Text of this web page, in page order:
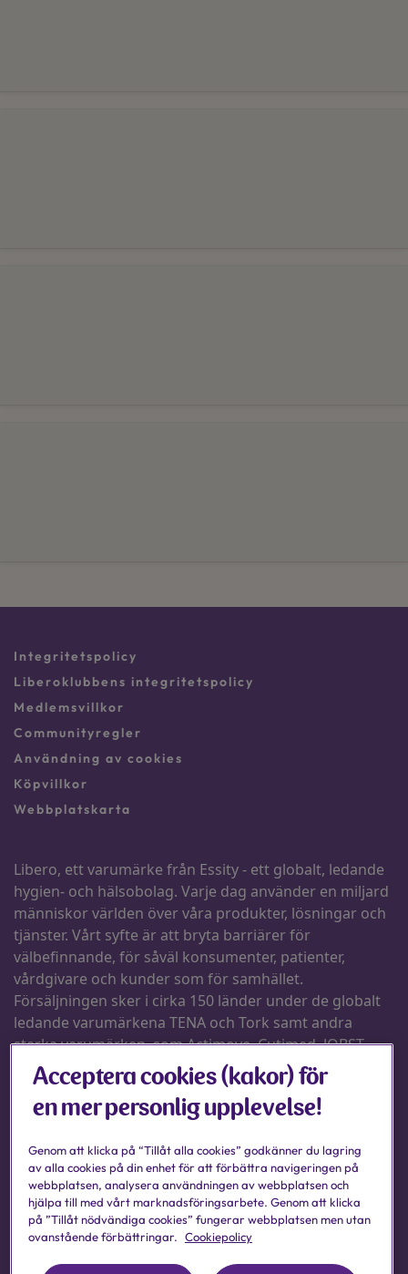
Acceptera cookies (kakor) för
en mer personlig upplevelse!
Genom att klicka på “Tillåt alla cookies” godkänner du lagring
av alla cookies på din enhet för att förbättra navigeringen på
webbplatsen, analysera användningen av webbplatsen och
hjälpa till med vårt marknadsföringsarbete. Genom att klicka
på ”Tillåt nödvändiga cookies” fungerar webbplatsen men utan
ovanstående förbättringar. Cookiepolicy